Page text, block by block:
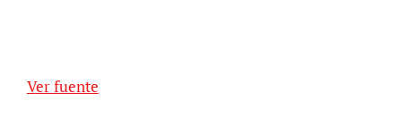
Ver fuente